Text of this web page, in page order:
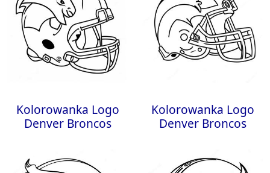
Kolorowanka Logo
Denver Broncos
Kolorowanka Logo
Denver Broncos